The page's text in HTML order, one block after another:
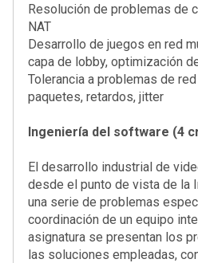
Resolución de problemas de
NAT
Desarrollo de juegos en red
capa de lobby, optimización
Tolerancia a problemas de
paquetes, retardos, jitter
Ingeniería del software (4
El desarrollo industrial de
desde el punto de vista de la
una serie de problemas
coordinación de un equipo
asignatura se presentan los
las soluciones empleadas,